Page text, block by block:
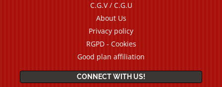
C.G.V / C.G.U
About Us
Privacy policy
RGPD - Cookies
Good plan affiliation
CONNECT WITH US!